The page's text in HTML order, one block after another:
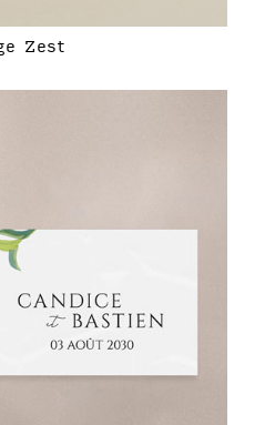
Zest